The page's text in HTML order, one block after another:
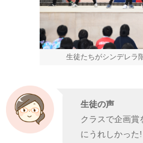
生徒たちがシンデレラ
生徒の声
クラスで企画賞
にうれしかった!